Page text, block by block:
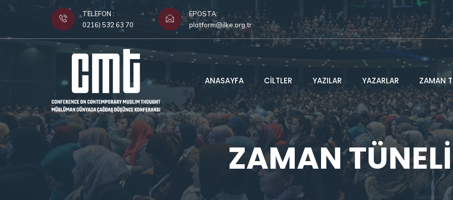
TELEFON :
0216) 532 63 70
EPOSTA:
platform@ilke.org.tr
ANASAYFA CİLTLER YAZILAR YAZARLAR ZAMAN
ZAMAN TÜNELİ